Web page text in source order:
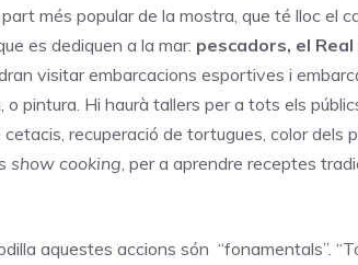
més popular de la mostra, que té lloc el
es dediquen a la mar: pescadors, el
visitar embarcacions esportives i
o pintura. Hi haurà tallers per a tots els
recuperació de tortugues, color dels
show cooking , per a aprendre receptes
aquestes accions són “fonamentals”.